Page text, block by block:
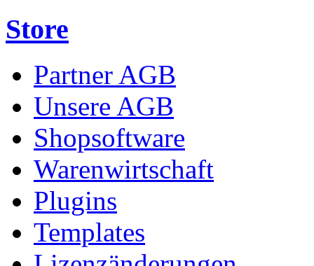
Store
Partner AGB
Unsere AGB
Shopsoftware
Warenwirtschaft
Plugins
Templates